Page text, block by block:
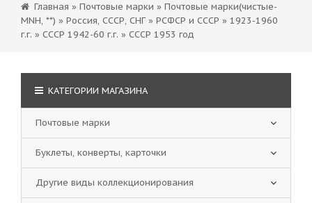
Главная » Почтовые марки » Почтовые марки(чистые-
MNH, **) » Россия, СССР, СНГ » РСФСР и СССР » 1923-1960
г.г. » СССР 1942-60 г.г. » СССР 1953 год
КАТЕГОРИИ МАГАЗИНА
Почтовые марки
Буклеты, конверты, карточки
Другие виды коллекционирования